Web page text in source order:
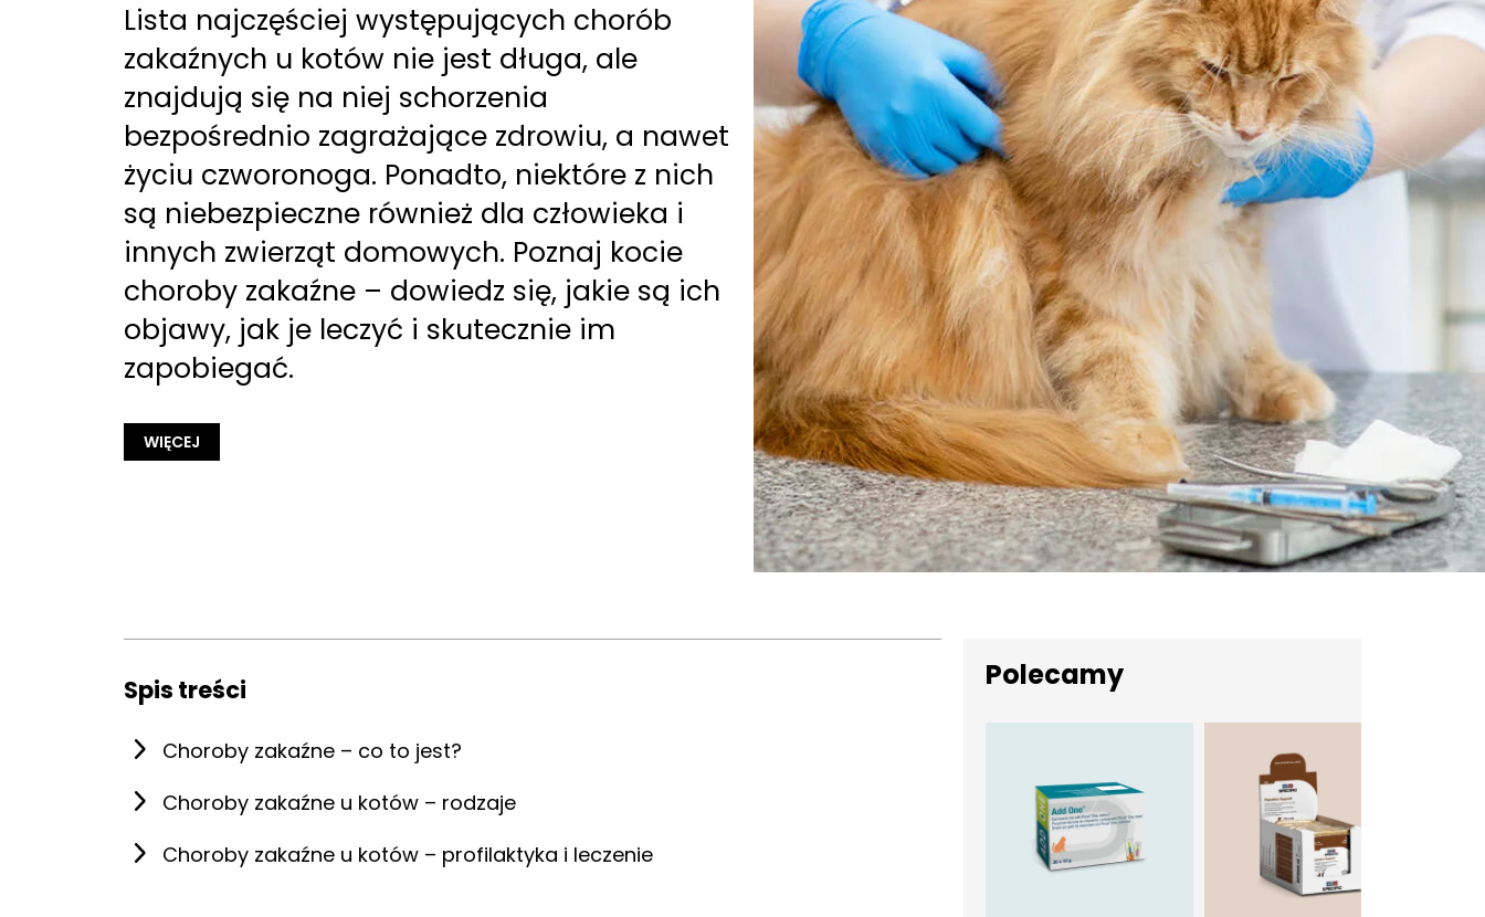
Lista najczęściej występujących chorób
zakaźnych u kotów nie jest długa, ale
znajdują się na niej schorzenia
bezpośrednio zagrażające zdrowiu, a nawet
życiu czworonoga. Ponadto, niektóre z nich
są niebezpieczne również dla człowieka i
innych zwierząt domowych. Poznaj kocie
choroby zakaźne – dowiedz się, jakie są ich
objawy, jak je leczyć i skutecznie im
zapobiegać.
WIĘCEJ
Spis treści
Choroby zakaźne – co to jest?
Choroby zakaźne u kotów – rodzaje
Choroby zakaźne u kotów – profilaktyka i leczenie
Polecamy